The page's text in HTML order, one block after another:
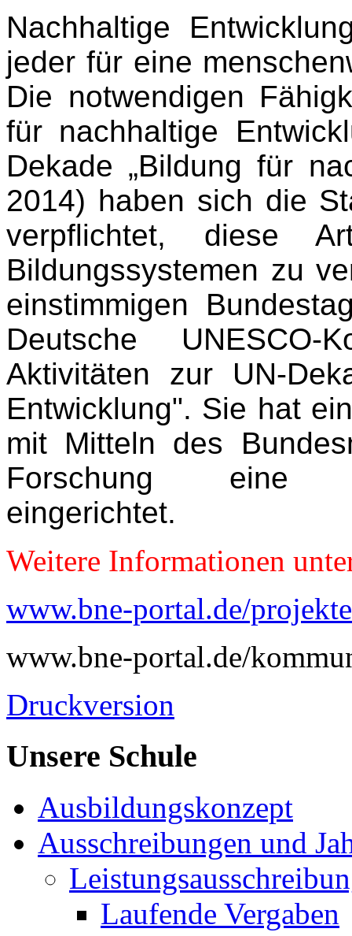
Nachhaltige
jeder für eine
Die notwendigen
für nachhaltige
Dekade „Bildung für
2014) haben sich die
verpflichtet, diese
Bildungssystemen zu
einstimmigen
Deutsche UNESCO-
Aktivitäten zur UN-
Entwicklung". Sie hat
mit Mitteln des
Forschung eine
eingerichtet.
Weitere Informationen
www.bne-portal.de/projekte
www.bne-portal.de/
Druckversion
Unsere Schule
Ausbildungskonzept
Ausschreibungen und
Laufende Vergaben